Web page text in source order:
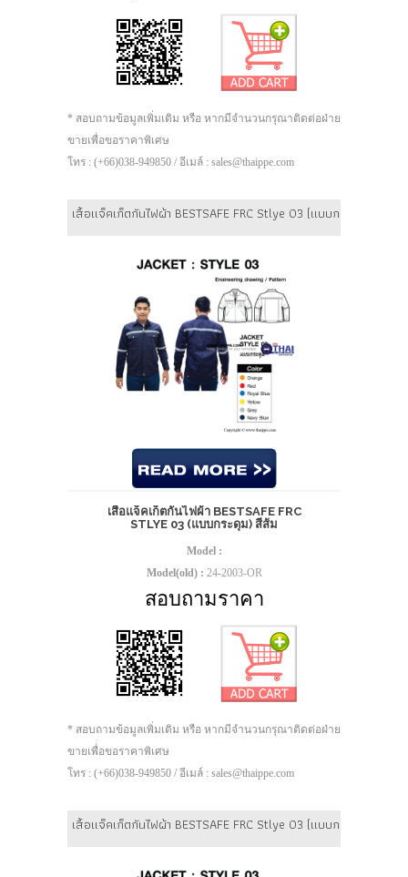
* สอบถามข้อมูลเพิ่มเติม หรือ หากมีจำนวนกรุณาติดต่อฝ่าย
ขายเพื่อขอราคาพิเศษ
โทร : (+66)038-949850 / อีเมล์ : sales@thaippe.com
เสื้อแจ็คเก็ตกันไฟผ้า BESTSAFE FRC Stlye 03 (แบบกระดุม) สีส้ม
เสื้อแจ็คเก็ตกันไฟผ้า BESTSAFE FRC
STLYE 03 (แบบกระดุม) สีส้ม
Model :
Model(old) : 24-2003-OR
สอบถามราคา
* สอบถามข้อมูลเพิ่มเติม หรือ หากมีจำนวนกรุณาติดต่อฝ่าย
ขายเพื่อขอราคาพิเศษ
โทร : (+66)038-949850 / อีเมล์ : sales@thaippe.com
เสื้อแจ็คเก็ตกันไฟผ้า BESTSAFE FRC Stlye 03 (แบบกระดุม) สีฟ้า